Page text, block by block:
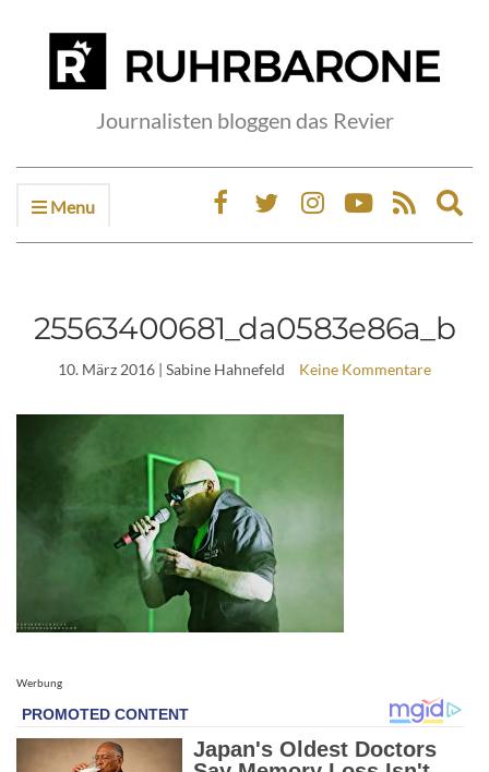
Journalisten bloggen das Revier
Menu
25563400681_da0583e86a_b
10. März 2016 | Sabine Hahnefeld Keine Kommentare
Werbung